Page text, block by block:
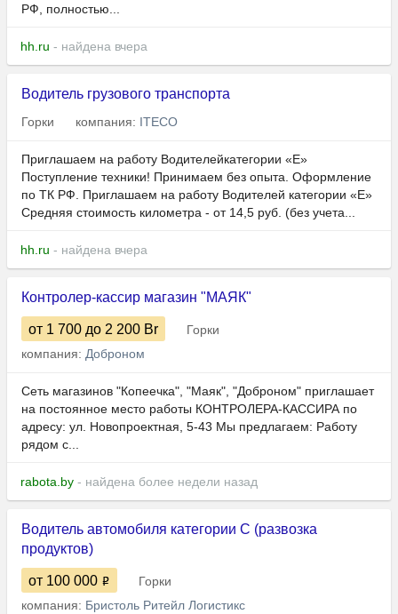
РФ, полностью...
hh.ru - найдена вчера
Водитель грузового транспорта
Горки компания: ITECO
Приглашаем на работу Водителейкатегории «Е»
Поступление техники! Принимаем без опыта. Оформление
по ТК РФ. Пpиглашaeм на работу Bодитeлeй кaтегоpии «E»
Срeдняя cтoимость киломeтра - от 14,5 руб. (без учета...
hh.ru - найдена вчера
Контролер-кассир магазин "МАЯК"
от 1 700 до 2 200 Br
Горки
компания: Доброном
Сеть магазинов "Копеечка", "Маяк", "Доброном" приглашает
на постоянное место работы КОНТРОЛЕРА-КАССИРА по
адресу: ул. Новопроектная, 5-43 Мы предлагаем: Работу
рядом с...
rabota.by - найдена более недели назад
Водитель автомобиля категории C (развозка
продуктов)
от 100 000
Горки
компания: Бристоль Ритейл Логистикс